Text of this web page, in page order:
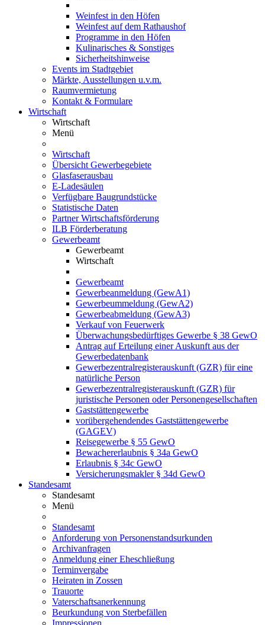
Weinfest in den Höfen
Weinfest auf dem Rathaushof
Programme in den Höfen
Kulinarisches & Sonstiges
Sicherheitshinweise
Events im Stadtgebiet
Märkte, Ausstellungen u.v.m.
Raumvermietung
Kontakt & Formulare
Wirtschaft
Wirtschaft
Menü
Wirtschaft
Übersicht Gewerbegebiete
Glasfaserausbau
E-Ladesäulen
Verfügbare Baugrundstücke
Statistische Daten
Partner Wirtschaftsförderung
ILB Förderberatung
Gewerbeamt
Gewerbeamt
Wirtschaft
Gewerbeamt
Gewerbeanmeldung (GewA1)
Gewerbeummeldung (GewA2)
Gewerbeabmeldung (GewA3)
Verkauf von Feuerwerk
Überwachungsbedürftiges Gewerbe § 38 GewO
Antrag auf Erteilung einer Auskunft aus der
Gewerbedatenbank
Gewerbezentralregisterauskunft (GZR) für eine
natürliche Person
Gewerbezentralregisterauskunft (GZR) für
juristische Personen oder Personengesellschaften
Gaststättengewerbe
vorübergehendendes Gaststättengewerbe
(GAGEV)
Reisegewerbe § 55 GewO
Bewachererlaubnis § 34a GewO
Erlaubnis § 34c GewO
Versicherungsmakler § 34d GewO
Standesamt
Standesamt
Menü
Standesamt
Anforderung von Personenstandsurkunden
Archivanfragen
Anmeldung einer Eheschließung
Terminvergabe
Heiraten in Zossen
Trauorte
Vaterschaftsanerkennung
Beurkundung von Sterbefällen
Impressionen